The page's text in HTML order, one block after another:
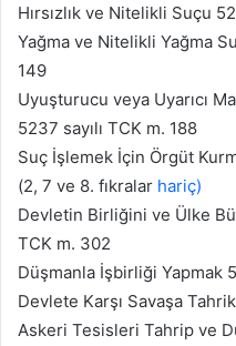
Hırsızlık ve Nitelikli Suçu
Yağma ve Nitelikli Yağma
149
Uyuşturucu veya Uyarıcı
5237 sayılı TCK m. 188
Suç İşlemek İçin Örgüt
(2, 7 ve 8. fıkralar hariç)
Devletin Birliğini ve Ülke
TCK m. 302
Düşmanla İşbirliği Yapmak
Devlete Karşı Savaşa
Askeri Tesisleri Tahrip ve